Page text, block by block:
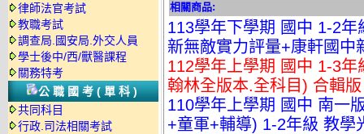
律師法官考試
教職考試
調查局.國安局.外交人員
學士後中/西/獸醫課程
關務特考
公職國考(單科)
共同科目
行政.司法相關考試
相關商品:
113學年下學期 國中 1-2
新無敵實力評量+康軒國中
112學年上學期 國中 1-3
翰林全版本.全科目) 合輯
110學年上學期 國中 南一
+童軍+輔導) 1-2年級 教學